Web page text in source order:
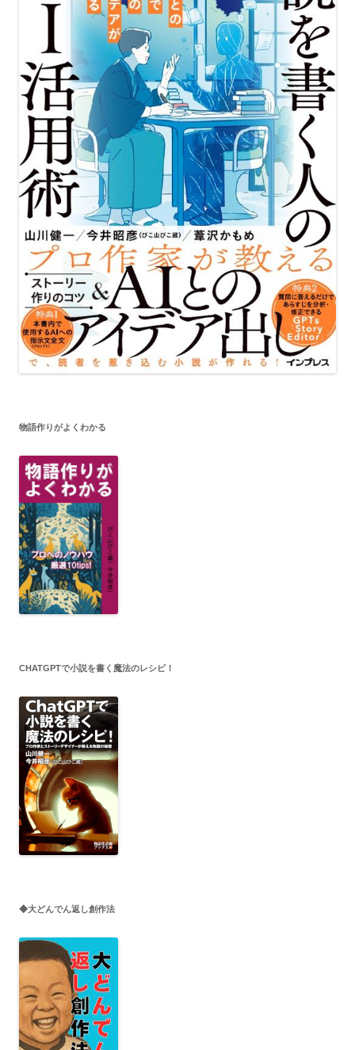
物語作りがよくわかる
CHATGPTで小説を書く魔法のレシピ！
◆大どんでん返し創作法